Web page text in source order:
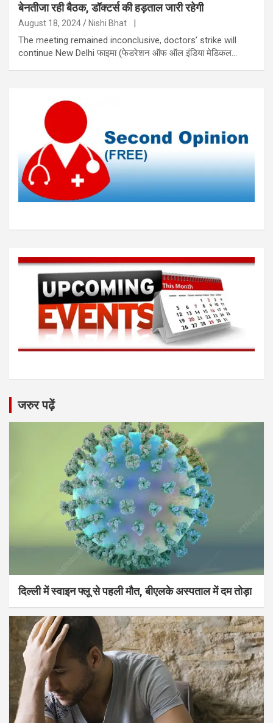
बेनतीजा रही बैठक, डॉक्टर्स की हड़ताल जारी रहेगी
August 18, 2024 Nishi Bhat
The meeting remained inconclusive, doctors’ strike will
continue New Delhi फाइमा (फेडरेशन ऑफ ऑल इंडिया मेडिकल…
जरुर पढ़ें
दिल्ली में स्वाइन फ्लू से पहली मौत, बीएलके अस्पताल में दम तोड़ा